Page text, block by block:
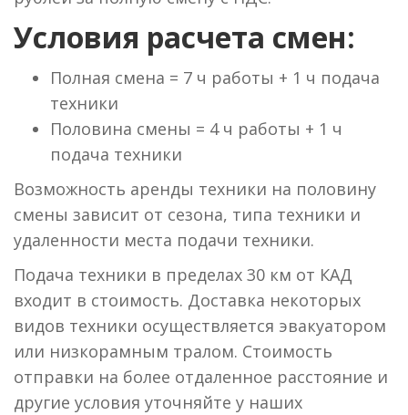
Условия расчета смен:
Полная смена = 7 ч работы + 1 ч подача
техники
Половина смены = 4 ч работы + 1 ч
подача техники
Возможность аренды техники на половину
смены зависит от сезона, типа техники и
удаленности места подачи техники.
Подача техники в пределах 30 км от КАД
входит в стоимость. Доставка некоторых
видов техники осуществляется эвакуатором
или низкорамным тралом. Стоимость
отправки на более отдаленное расстояние и
другие условия уточняйте у наших